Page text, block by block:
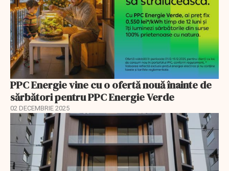
PPC Energie vine cu o ofertă nouă înainte de
sărbători pentru PPC Energie Verde
02 DECEMBRIE 2025